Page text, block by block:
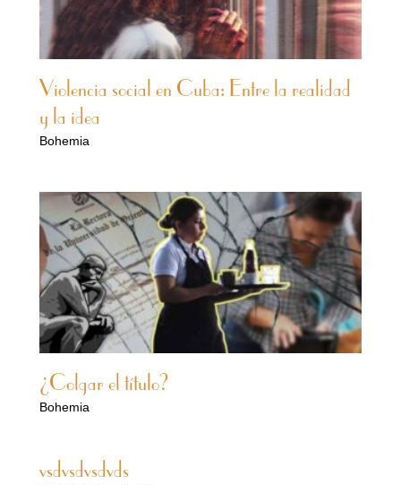
Violencia social en Cuba: Entre la realidad
y la idea
Bohemia
¿Colgar el título?
Bohemia
vsdvsdvsdvds